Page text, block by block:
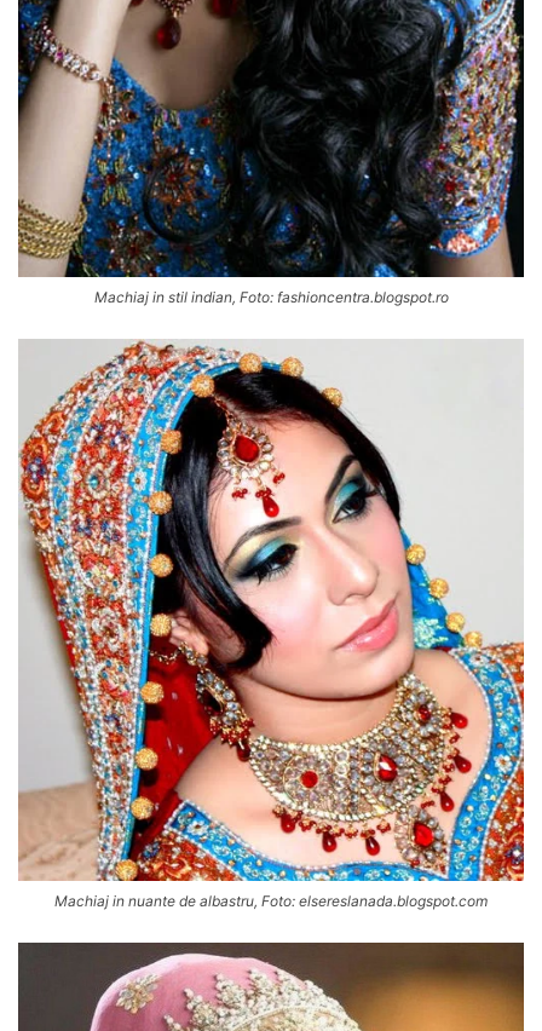
Machiaj in stil indian, Foto: fashioncentra.blogspot.ro
Machiaj in nuante de albastru, Foto: elsereslanada.blogspot.com